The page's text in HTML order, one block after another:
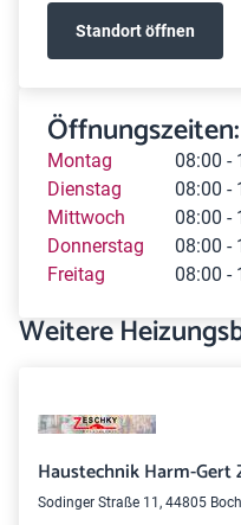
Standort öffnen
Öffnungszeiten:
Montag
08:00 -
Dienstag
08:00 -
Mittwoch
08:00 -
Donnerstag
08:00 -
Freitag
08:00 -
Weitere
Haustechnik Harm-Gert
Sodinger Straße 11, 44805